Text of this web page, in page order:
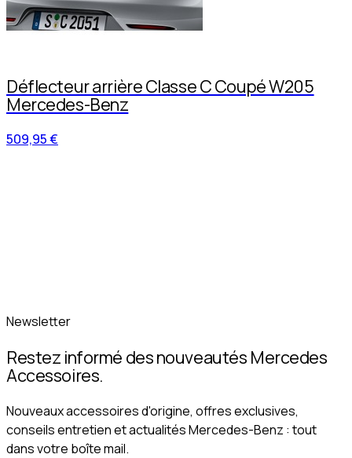
Déflecteur arrière Classe C Coupé W205
Mercedes-Benz
509,95 €
Newsletter
Restez informé des nouveautés Mercedes
Accessoires.
Nouveaux accessoires d'origine, offres exclusives,
conseils entretien et actualités Mercedes-Benz : tout
dans votre boîte mail.